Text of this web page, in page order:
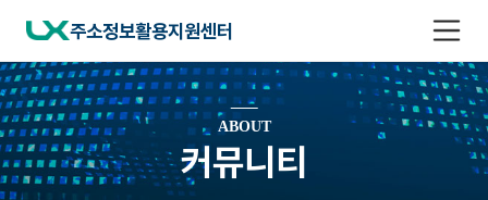
너
뛰
기
주소정보활용지원센터
전
체
뉴
ABOUT
커뮤니티